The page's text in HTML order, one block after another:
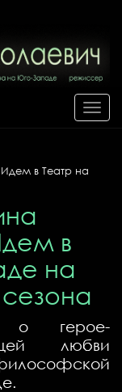
в Театр на
в
на
сезона
о герое-
любви